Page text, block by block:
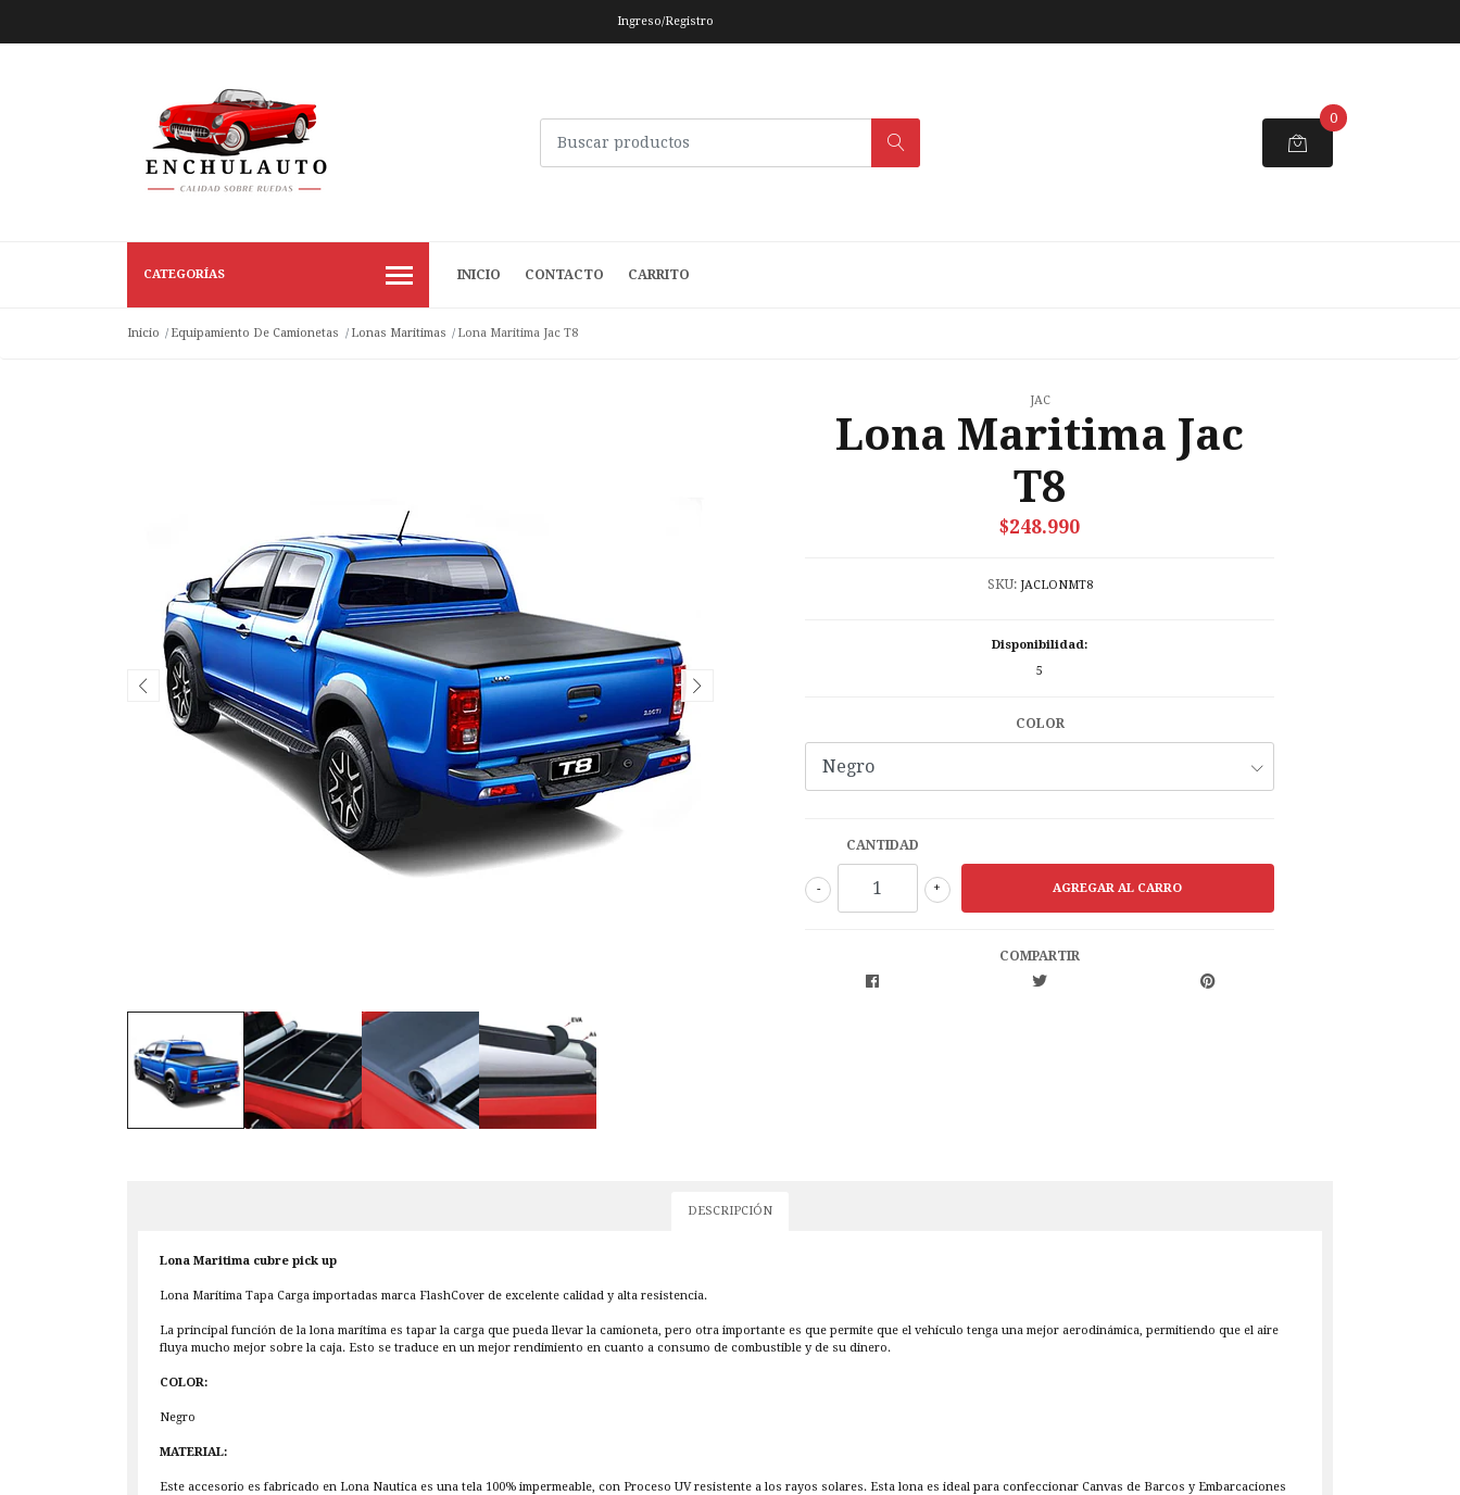
Ingreso/Registro
0
CATEGORÍAS INICIO CONTACTO CARRITO
Inicio Equipamiento De Camionetas Lonas Maritimas Lona Maritima Jac T8
JAC
Lona Maritima Jac
T8
$248.990
SKU: JACLONMT8
Disponibilidad:
5
COLOR
CANTIDAD
+
-
COMPARTIR
DESCRIPCIÓN
Lona Maritima cubre pick up
Lona Marítima Tapa Carga importadas marca FlashCover de excelente calidad y alta resistencia.
La principal función de la lona marítima es tapar la carga que pueda llevar la camioneta, pero otra importante es que permite que el vehículo tenga una mejor aerodinámica, permitiendo que el aire
fluya mucho mejor sobre la caja. Esto se traduce en un mejor rendimiento en cuanto a consumo de combustible y de su dinero.
COLOR:
Negro
MATERIAL:
Este accesorio es fabricado en Lona Nautica es una tela 100% impermeable, con Proceso UV resistente a los rayos solares. Esta lona es ideal para confeccionar Canvas de Barcos y Embarcaciones